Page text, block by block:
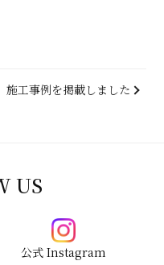
施工事例を掲載しました
US
公式 Instagram